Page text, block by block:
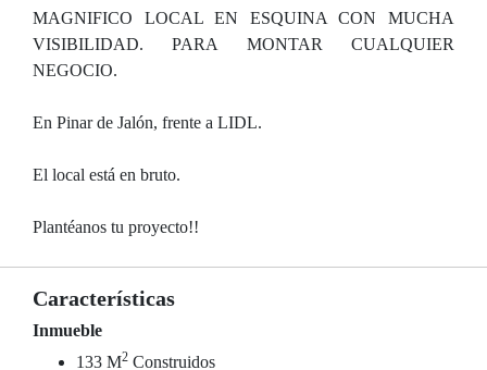
MAGNIFICO LOCAL EN ESQUINA CON MUCHA
VISIBILIDAD. PARA MONTAR CUALQUIER
NEGOCIO.
En Pinar de Jalón, frente a LIDL.
El local está en bruto.
Plantéanos tu proyecto!!
Características
Inmueble
133 M2 Construidos